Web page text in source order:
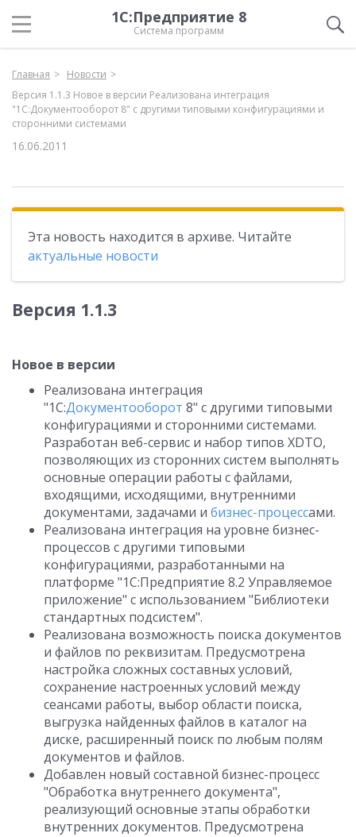
1С:Предприятие 8
Система программ
Главная
Новости
Версия 1.1.3 Новое в версии Реализована интеграция
"1С:Документооборот 8" с другими типовыми конфигурациями и
сторонними системами
16.06.2011
Эта новость находится в архиве. Читайте
актуальные новости
Версия 1.1.3
Новое в версии
Реализована интеграция
"1С:Документооборот 8" с другими типовыми
конфигурациями и сторонними системами.
Разработан веб-сервис и набор типов XDTO,
позволяющих из сторонних систем выполнять
основные операции работы с файлами,
входящими, исходящими, внутренними
документами, задачами и бизнес-процессами.
Реализована интеграция на уровне бизнес-
процессов с другими типовыми
конфигурациями, разработанными на
платформе "1С:Предприятие 8.2 Управляемое
приложение" с использованием "Библиотеки
стандартных подсистем".
Реализована возможность поиска документов
и файлов по реквизитам. Предусмотрена
настройка сложных составных условий,
сохранение настроенных условий между
сеансами работы, выбор области поиска,
выгрузка найденных файлов в каталог на
диске, расширенный поиск по любым полям
документов и файлов.
Добавлен новый составной бизнес-процесс
"Обработка внутреннего документа",
реализующий основные этапы обработки
внутренних документов. Предусмотрена